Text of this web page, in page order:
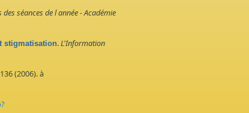
séances de l année - Académie
stigmatisation.L'Information
(2006). à